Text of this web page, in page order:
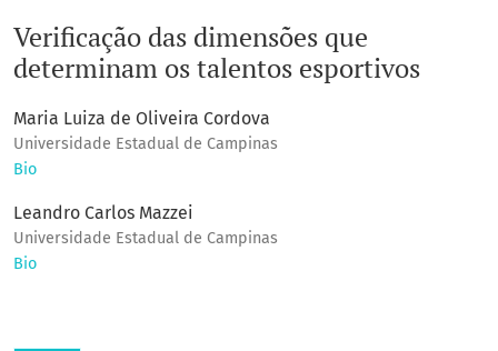
Verificação das dimensões que
determinam os talentos esportivos
Maria Luiza de Oliveira Cordova
Universidade Estadual de Campinas
Bio
Leandro Carlos Mazzei
Universidade Estadual de Campinas
Bio